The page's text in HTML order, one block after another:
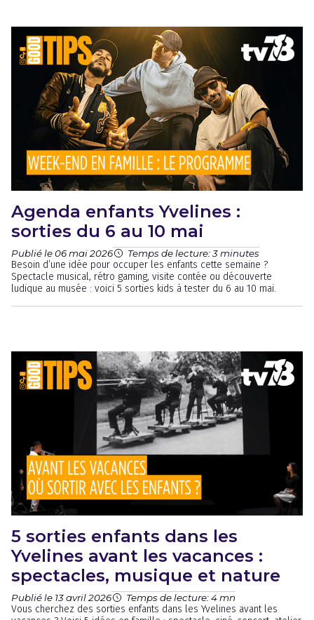
Agenda enfants Yvelines :
sorties du 6 au 10 mai
Publié le 06 mai 2026 Temps de lecture: 3 minutes
Besoin d’une idée pour occuper les enfants cette semaine ?
Spectacle musical, rétro gaming, visite contée ou découverte
ludique au musée : voici 5 sorties kids à tester du 6 au 10 mai.
5 sorties enfants dans les
Yvelines avant les vacances :
spectacles, musique et nature
Publié le 13 avril 2026 Temps de lecture: 4 mn
Vous cherchez des sorties enfants dans les Yvelines avant les